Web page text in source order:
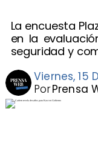
La encuesta
en la
seguridad y
Viernes, 15
Prensa
Por